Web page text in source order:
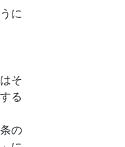
に
そ
る
の